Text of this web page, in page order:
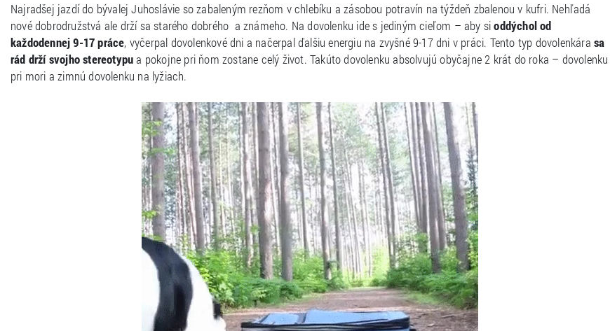
Najradšej jazdí do bývalej Juhoslávie so zabaleným rezňom v chlebíku a zásobou potravín na týždeň zbalenou v kufri. Nehľadá
nové dobrodružstvá ale drží sa starého dobrého a známeho. Na dovolenku ide s jediným cieľom – aby sioddýchol od
každodennej 9-17 práce, vyčerpal dovolenkové dni a načerpal ďalšiu energiu na zvyšné 9-17 dni v práci. Tento typ dovolenkárasa
rád drží svojho stereotypua pokojne pri ňom zostane celý život. Takúto dovolenku absolvujú obyčajne 2 krát do roka – dovolenku
pri mori a zimnú dovolenku na lyžiach.